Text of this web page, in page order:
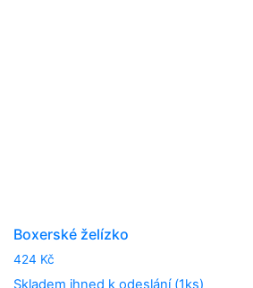
Boxerské želízko
424 Kč
Skladem ihned k odeslání (1ks)